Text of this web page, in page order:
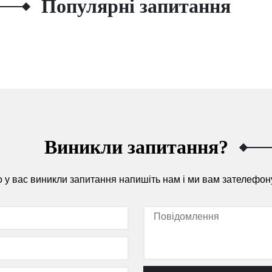
Популярні запитання
Виникли запитання?
вас виникли запитання напишіть нам і ми вам